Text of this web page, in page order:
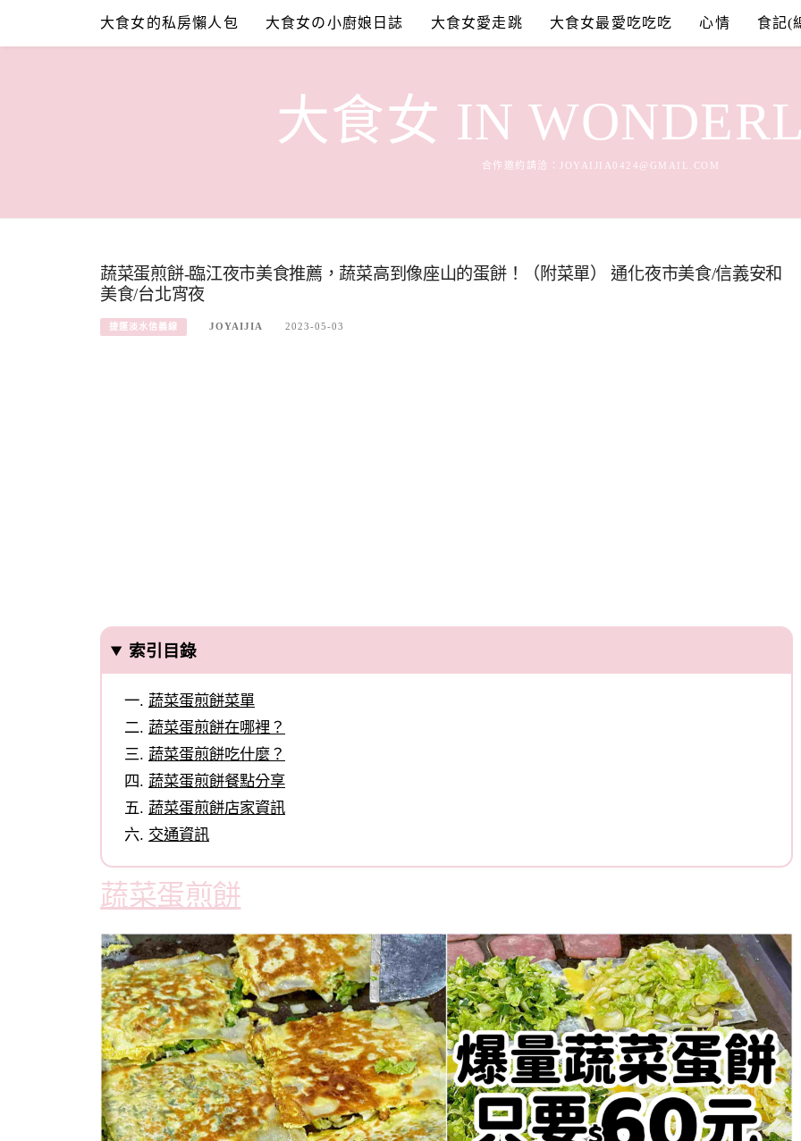
content
大食女的私房懶人包 大食女の小廚娘日誌 大食女愛走跳 大食女最愛吃吃吃 心情 食記(
大食女 IN
合作邀約請洽： JOYAIJIA0424@GMAIL.COM
蔬菜蛋煎餅-臨江夜市美食推薦，蔬菜高到像座山的蛋餅！（附菜單） 通化夜市美食/信義安和
美食/台北宵夜
捷運淡水信義線 JOYAIJIA 2023-05-03
索引目錄
蔬菜蛋煎餅菜單
蔬菜蛋煎餅在哪裡？
蔬菜蛋煎餅吃什麼？
蔬菜蛋煎餅餐點分享
蔬菜蛋煎餅店家資訊
交通資訊
蔬菜蛋煎餅